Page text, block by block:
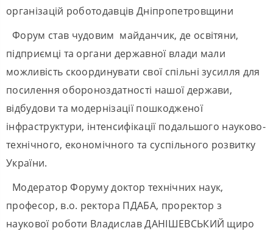
організацій роботодавців Дніпропетровщини
Форум став чудовим майданчик, де освітяни,
підприємці та органи державної влади мали
можливість скоординувати свої спільні зусилля для
посилення обороноздатності нашої держави,
відбудови та модернізації пошкодженої
інфраструктури, інтенсифікації подальшого науково-
технічного, економічного та суспільного розвитку
України.
Модератор Форуму доктор технічних наук,
професор, в.о. ректора ПДАБА, проректор з
наукової роботи Владислав ДАНІШЕВСЬКИЙ щиро